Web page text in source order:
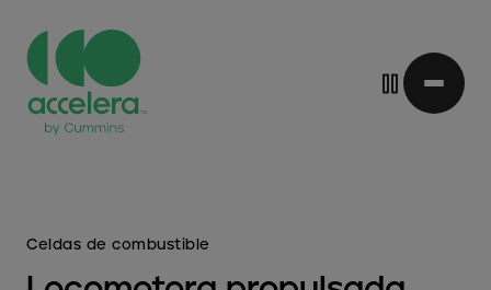
contenido
principal
Celdas de combustible